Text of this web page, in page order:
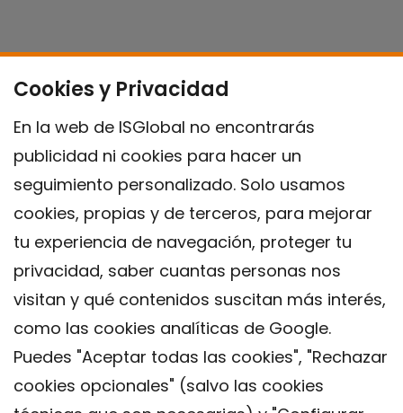
Cookies y Privacidad
En la web de ISGlobal no encontrarás
publicidad ni cookies para hacer un
seguimiento personalizado. Solo usamos
cookies, propias y de terceros, para mejorar
tu experiencia de navegación, proteger tu
privacidad, saber cuantas personas nos
visitan y qué contenidos suscitan más interés,
como las cookies analíticas de Google.
Puedes "Aceptar todas las cookies", "Rechazar
cookies opcionales" (salvo las cookies